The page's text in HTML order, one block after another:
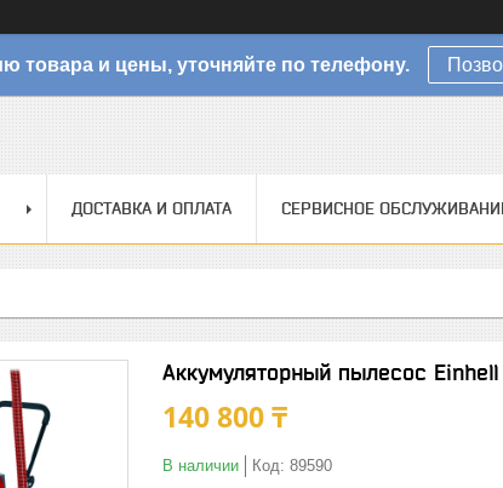
товара и цены, уточняйте по телефону.
ДОСТАВКА И ОПЛАТА СЕРВИСНОЕ
Аккумуляторный пылесос
140 800 ₸
В наличии Код: 89590